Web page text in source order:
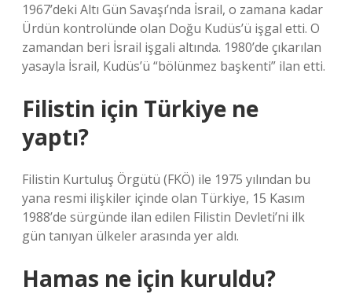
1967’deki Altı Gün Savaşı’nda İsrail, o zamana kadar
Ürdün kontrolünde olan Doğu Kudüs’ü işgal etti. O
zamandan beri İsrail işgali altında. 1980’de çıkarılan
yasayla İsrail, Kudüs’ü “bölünmez başkenti” ilan etti.
Filistin için Türkiye ne
yaptı?
Filistin Kurtuluş Örgütü (FKÖ) ile 1975 yılından bu
yana resmi ilişkiler içinde olan Türkiye, 15 Kasım
1988’de sürgünde ilan edilen Filistin Devleti’ni ilk
gün tanıyan ülkeler arasında yer aldı.
Hamas ne için kuruldu?